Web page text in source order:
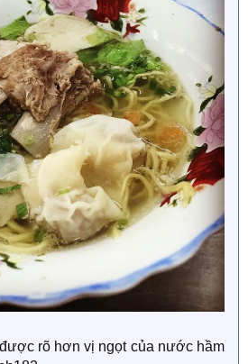
rõ hơn vị ngọt của nước hầm